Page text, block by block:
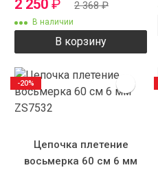
2 250 ₽ 2 368₽
В наличии
В корзину
Цепочка плетение
восьмерка 60 см 6 мм
-20%